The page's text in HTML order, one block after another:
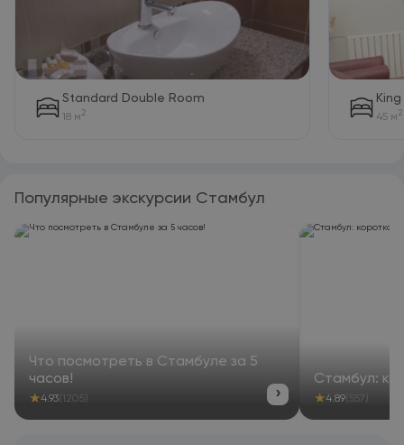
Standard Double Room
18 м 2 45 м 2
Популярные экскурсии Стамбул
Что посмотреть в Стамбуле за 5
часов!
★4.93 (1205) ›
Стамбул:
★4.89 (557)